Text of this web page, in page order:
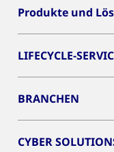
Produkte und
LIFECYCLE-
BRANCHEN
CYBER